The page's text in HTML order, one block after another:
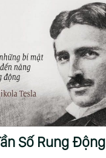
Số Rung Động